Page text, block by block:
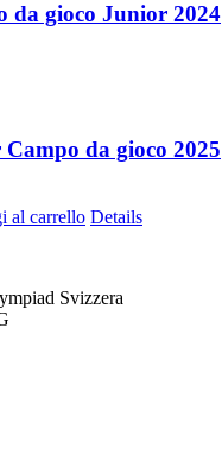
da gioco Junior 2024
da gioco 2025
al carrello Details
Svizzera